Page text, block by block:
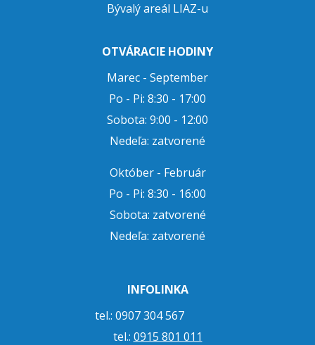
Bývalý areál LIAZ-u
OTVÁRACIE HODINY
Marec - September
Po - Pi: 8:30 - 17:00
Sobota: 9:00 - 12:00
Nedeľa: zatvorené
Október - Február
Po - Pi: 8:30 - 16:00
Sobota: zatvorené
Nedeľa: zatvorené
INFOLINKA
tel.: 0907 304 567
tel.: 0915 801 011